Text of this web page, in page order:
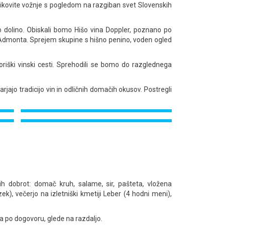
vožnje s pogledom na razgiban svet Slovenskih
Obiskali bomo Hišo vina Doppler, poznano po
Sprejem skupine s hišno penino, voden ogled
vinski cesti. Sprehodili se bomo do razglednega
tradicijo vin in odličnih domačih okusov. Postregli
dobrot: domač kruh, salame, sir, pašteta, vložena
večerjo na izletniški kmetiji Leber (4 hodni meni),
po dogovoru, glede na razdaljo.